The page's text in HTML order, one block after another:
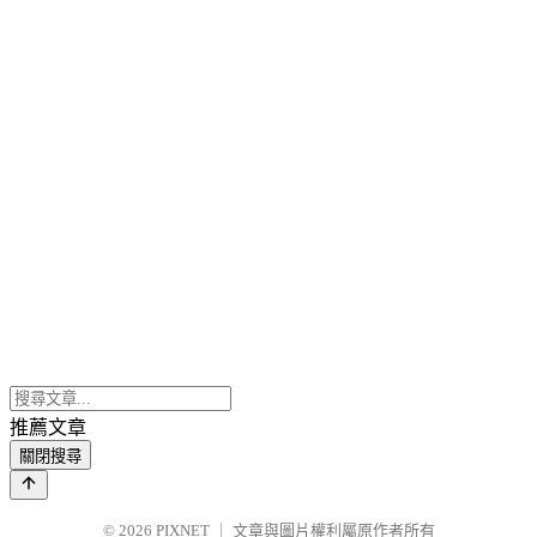
推薦文章
關閉搜尋
© 2026 PIXNET 文章與圖片權利屬原作者所有